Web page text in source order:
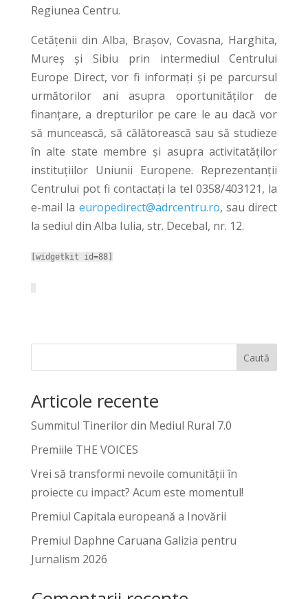
Regiunea Centru.
Cetățenii din Alba, Brașov, Covasna, Harghita,
Mureş și Sibiu prin intermediul Centrului
Europe Direct, vor fi informaţi și pe parcursul
următorilor ani asupra oportunităților de
finanțare, a drepturilor pe care le au dacă vor
să muncească, să călătorească sau să studieze
în alte state membre și asupra activitatăților
instituțiilor Uniunii Europene. Reprezentanții
Centrului pot fi contactaţi la tel 0358/403121, la
e-mail la europedirect@adrcentru.ro, sau direct
la sediul din Alba Iulia, str. Decebal, nr. 12.
[widgetkit id=88]
Caută
Articole recente
Summitul Tinerilor din Mediul Rural 7.0
Premiile THE VOICES
Vrei să transformi nevoile comunității în
proiecte cu impact? Acum este momentul!
Premiul Capitala europeană a Inovării
Premiul Daphne Caruana Galizia pentru
Jurnalism 2026